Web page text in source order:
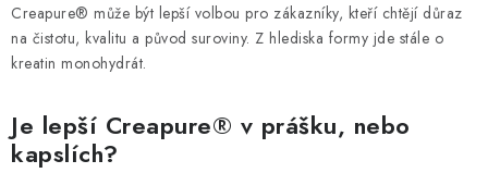
Creapure® může být lepší volbou pro zákazníky, kteří chtějí důraz
na čistotu, kvalitu a původ suroviny. Z hlediska formy jde stále o
kreatin monohydrát.
Je lepší Creapure® v prášku, nebo
kapslích?